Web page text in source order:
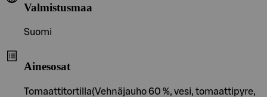
Valmistusmaa
Suomi
Ainesosat
Tomaattitortilla(Vehnäjauho 60 %, vesi, tomaattipyre,